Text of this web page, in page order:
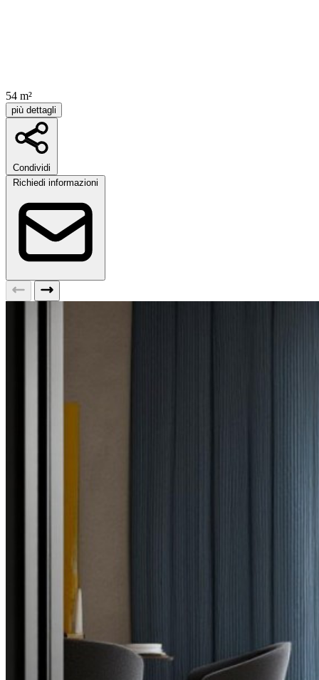
54 m²
più dettagli
Condividi
Richiedi informazioni